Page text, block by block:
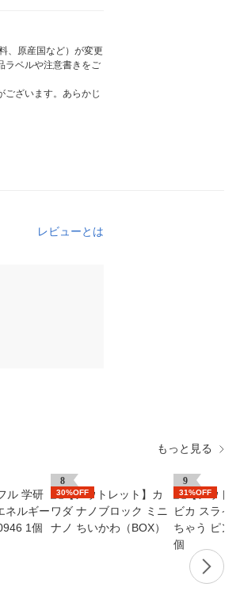
、原産国など）が変更
ラベルや注意書きをご
ございます。あらかじ
レビューとは
もっと見る
8
30%OFF
9
31%OFF